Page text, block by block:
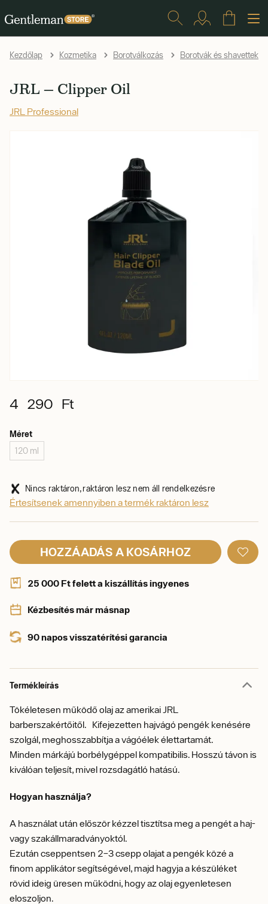
Kezdőlap Kozmetika Borotválkozás Borotvák és shavettek
JRL — Clipper Oil
JRL Professional
4 290 Ft
Méret
120 ml
Nincs raktáron, raktáron lesz nem áll rendelkezésre
Értesítsenek amennyiben a termék raktáron lesz
HOZZÁADÁS A KOSÁRHOZ
25 000 Ft felett a kiszállítás ingyenes
Kézbesítés már másnap
90 napos visszatérítési garancia
Termékleírás
Tökéletesen működő olaj az amerikai JRL
barberszakértőitől. Kifejezetten hajvágó pengék kenésére
szolgál, meghosszabbítja a vágóélek élettartamát.
Minden márkájú borbélygéppel kompatibilis. Hosszú távon is
kiválóan teljesít, mivel rozsdagátló hatású.
Hogyan használja?
A használat után először kézzel tisztítsa meg a pengét a haj-
vagy szakállmaradványoktól.
Ezután cseppentsen 2–3 csepp olajat a pengék közé a
finom applikátor segítségével, majd hagyja a készüléket
rövid ideig üresen működni, hogy az olaj egyenletesen
eloszoljon.